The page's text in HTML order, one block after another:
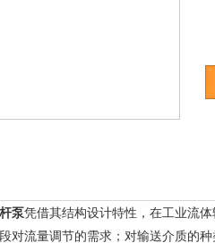
泵凭借其结构设计特性，在工业流
对流量调节的需求；对输送介质的